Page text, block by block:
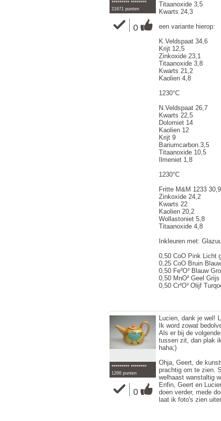
********* ********
21671 punten
0
Titaanoxide 3,5
Kwarts 24,3
een variante hierop:
K.Veldspaat 34,6
Krijt 12,5
Zinkoxide 23,1
Titaanoxide 3,8
Kwarts 21,2
Kaolien 4,8
1230°C
N.Veldspaat 26,7
Kwarts 22,5
Dolomiet 14
Kaolien 12
Krijt 9
Bariumcarbon.3,5
Titaanoxide 10,5
Ilmeniet 1,8
1230°C
Fritte M&M 1233 30,9
Zinkoxide 24,2
Kwarts 22
Kaolien 20,2
Wollastoniet 5,8
Titaanoxide 4,8
Inkleuren met:
0,50 CoO Pink Licht
0,25 CoO Bruin
0,50 Fe²O³ Blauw
0,50 MnO² Geel Grijs
0,50 Cr²O³ Olijf
********* ********
1266 punten
0
Lucien, dank je wel!
Ik word zowat
Als er bij de
tussen zit, dan plak
haha;)
Ohja, Geert, de
prachtig om te zien.
welhaast wanstaltig
Enfin, Geert en
doen verder, mede
laat ik foto's zien